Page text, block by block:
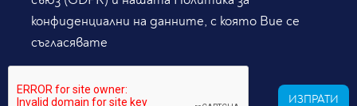
конфиденциални на данните, с която Вие се
съгласявате
ИЗПРАТИ